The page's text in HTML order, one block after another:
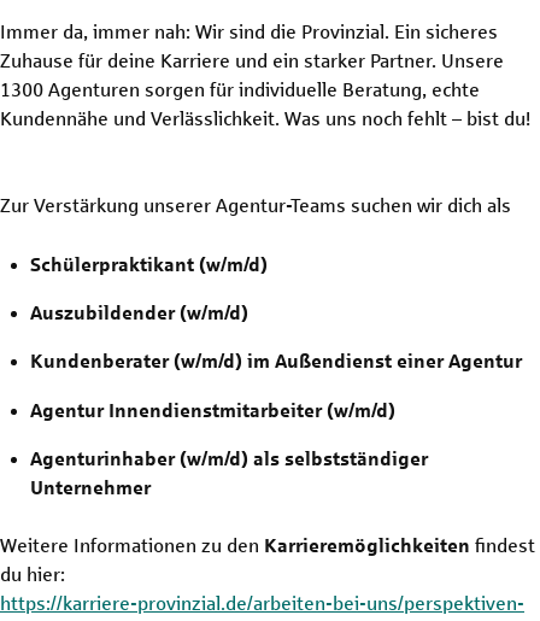
Immer da, immer nah: Wir sind die Provinzial. Ein sicheres
Zuhause für deine Karriere und ein starker Partner. Unsere
1300 Agenturen sorgen für individuelle Beratung, echte
Kundennähe und Verlässlichkeit. Was uns noch fehlt – bist du!
Zur Verstärkung unserer Agentur-Teams suchen wir dich als
Schülerpraktikant (w/m/d)
Auszubildender (w/m/d)
Kundenberater (w/m/d) im Außendienst einer Agentur
Agentur Innendienstmitarbeiter (w/m/d)
Agenturinhaber (w/m/d) als selbstständiger
Unternehmer
Weitere Informationen zu den Karrieremöglichkeiten findest
du hier:
https://karriere-provinzial.de/arbeiten-bei-uns/perspektiven-